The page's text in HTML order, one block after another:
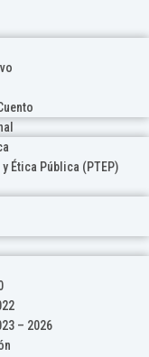
Ética Pública (PTEP)
– 2026